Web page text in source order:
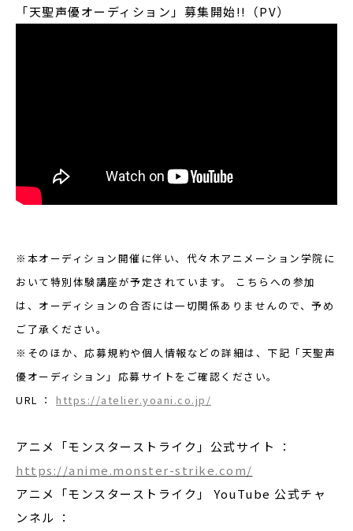
「天聖声優オーディション」募集開始!!（PV）
※本オーディション開催に伴い、代々木アニメーション学院に
おいて特別体験講座が予定されています。 こちらへの参加
は、オーディションの合否には一切関係ありませんので、予め
ご了承ください。
※そのほか、応募規約や個人情報などの詳細は、下記「天聖声
優オーディション」応募サイトをご確認ください。
URL ： https://atelier.yoani.co.jp/
アニメ「モンスターストライク」公式サイト ：
https://anime.monster-strike.com/
アニメ「モンスターストライク」 YouTube 公式チャ
ンネル ：